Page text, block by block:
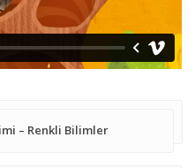
– Renkli Bilimler